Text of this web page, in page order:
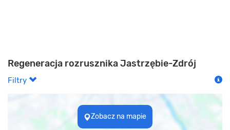
Regeneracja rozrusznika Jastrzębie-Zdrój
Filtry
Zobacz na mapie